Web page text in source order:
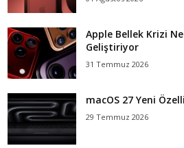
Apple Bellek Krizi
Geliştiriyor
31 Temmuz 2026
macOS 27 Yeni
29 Temmuz 2026